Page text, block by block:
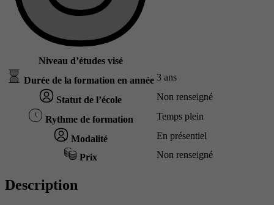
Niveau d’études visé
Durée de la formation en année 3 ans
Statut de l’école Non renseigné
Rythme de formation Temps plein
Modalité En présentiel
Prix Non renseigné
Description